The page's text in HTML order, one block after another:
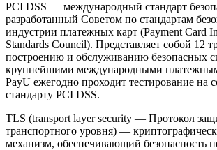
PCI DSS — международный стандарт
разработанный Советом по стандартам
индустрии платежных карт (Payment Card
Standards Council). Представляет собой 12
построению и обслуживанию безопасных
крупнейшими международными
PayU ежегодно проходит тестирование на
стандарту PCI DSS.
TLS (transport layer security — Протокол
транспортного уровня) —
механизм, обеспечивающий безопасность